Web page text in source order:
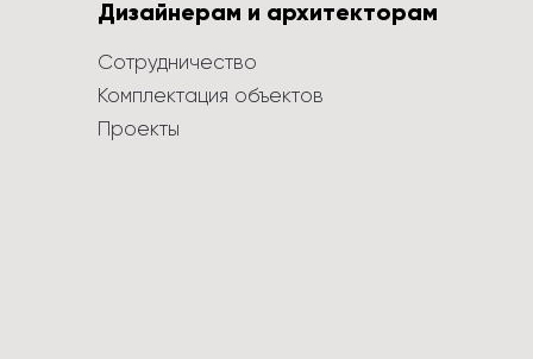
Дизайнерам и архитекторам
Сотрудничество
Комплектация объектов
Проекты